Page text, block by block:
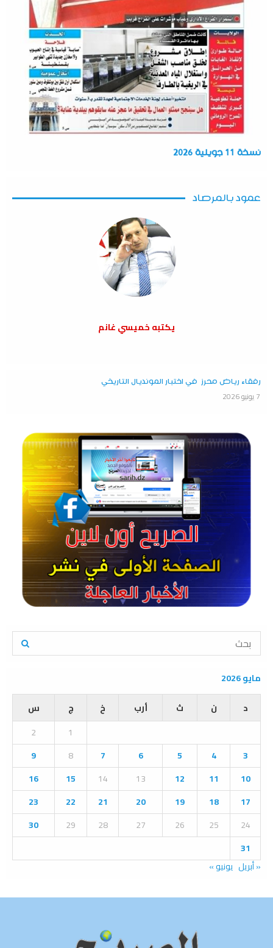
نسخة 11 جويلية 2026
عمود بالمرصاد
يكتبه خميسي غانم
رفقاء رياض محرز في اختبار المونديال التاريخي
7 يونيو 2026
S
r
o
E
A
R
C
H
مايو 2026
د
ن ث أرب خ ج
س
1
2
3
4
5
6
7
8
9
10
11
12
13
14
15
16
17
18
19
20
21
22
23
24
25
26
27
28
29
30
31
« أبريل يونيو »